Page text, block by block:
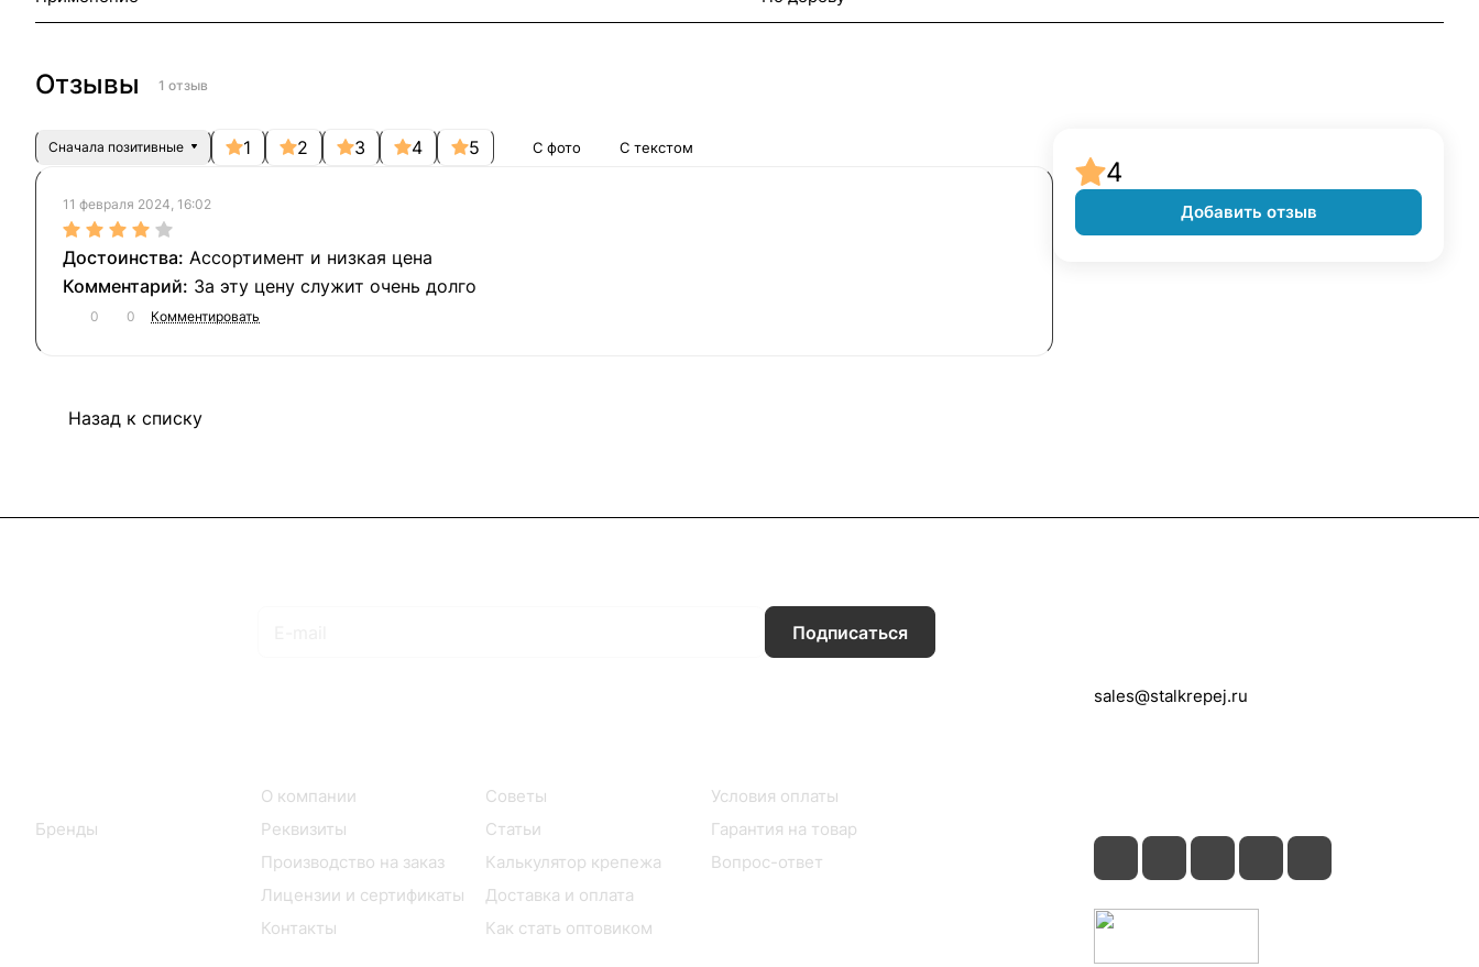
Отзывы 1 отзыв
Сначала позитивные 1 2 3 4 5 С фото С текстом
11 февраля 2024, 16:02
Ассортимент и низкая цена
За эту цену служит очень долго
0 0 Комментировать
4
Добавить отзыв
Назад к списку
Подписаться
Бренды
О компании
Реквизиты
Производство на заказ
Лицензии и сертификаты
Контакты
Советы
Статьи
Калькулятор крепежа
Доставка и оплата
Как стать оптовиком
Условия оплаты
Гарантия на товар
Вопрос-ответ
sales@stalkrepej.ru